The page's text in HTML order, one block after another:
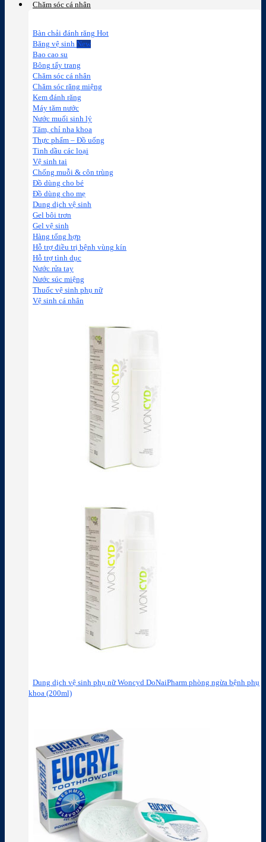
Chăm sóc cá nhân
Bàn chải đánh răng
Băng vệ sinh
Bao cao su
Bông tẩy trang
Chăm sóc cá nhân
Chăm sóc răng miệng
Kem đánh răng
Máy tăm nước
Nước muối sinh lý
Tăm, chỉ nha khoa
Thực phẩm – Đồ uống
Tinh dầu các loại
Vệ sinh tai
Chống muỗi & côn trùng
Đồ dùng cho bé
Đồ dùng cho mẹ
Dung dịch vệ sinh
Gel bôi trơn
Gel vệ sinh
Hàng tổng hợp
Hỗ trợ điều trị bệnh vùng kín
Hỗ trợ tình dục
Nước rửa tay
Nước súc miệng
Thuốc vệ sinh phụ nữ
Vệ sinh cá nhân
Dung dịch vệ sinh phụ nữ Woncyd DoNaiPharm phòng ngừa bệnh phụ
khoa (200ml)